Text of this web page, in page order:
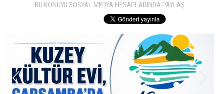
BU KONUYU SOSYAL MEDYA HESAPLARINDA PAYLAŞ